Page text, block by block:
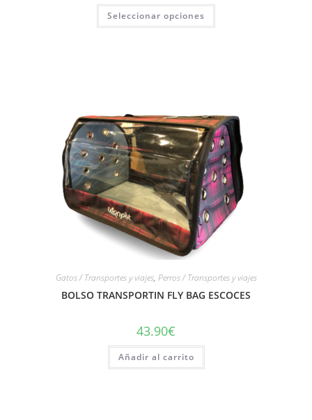
Seleccionar opciones
Gatos / Transportes y viajes, Perros / Transportes y viajes
BOLSO TRANSPORTIN FLY BAG ESCOCES
43.90€
Añadir al carrito